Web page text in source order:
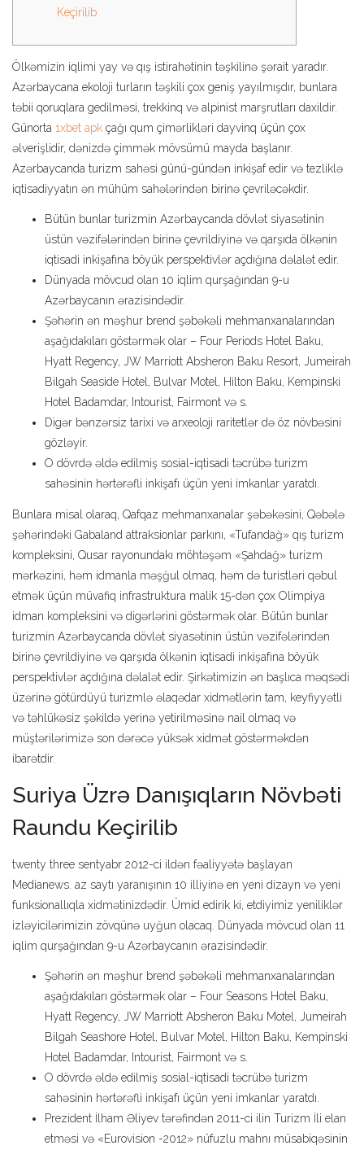
Keçirilib
Ölkəmizin iqlimi yay və qış istirahətinin təşkilinə şərait yaradır.
Azərbaycana ekoloji turların təşkili çox geniş yayılmışdır, bunlara
təbii qoruqlara gedilməsi, trekkinq və alpinist marşrutları daxildir.
Günorta 1xbet apk çağı qum çimərlikləri dayvinq üçün çox
əlverişlidir, dənizdə çimmək mövsümü mayda başlanır.
Azərbaycanda turizm sahəsi günü-gündən inkişaf edir və tezliklə
iqtisadiyyatın ən mühüm sahələrindən birinə çevriləcəkdir.
Bütün bunlar turizmin Azərbaycanda dövlət siyasətinin
üstün vəzifələrindən birinə çevrildiyinə və qarşıda ölkənin
iqtisadi inkişafına böyük perspektivlər açdığına dəlalət edir.
Dünyada mövcud olan 10 iqlim qurşağından 9-u
Azərbaycanın ərazisindədir.
Şəhərin ən məşhur brend şəbəkəli mehmanxanalarından
aşağıdakıları göstərmək olar – Four Periods Hotel Baku,
Hyatt Regency, JW Marriott Absheron Baku Resort, Jumeirah
Bilgah Seaside Hotel, Bulvar Motel, Hilton Baku, Kempinski
Hotel Badamdar, Intourist, Fairmont və s.
Digər bənzərsiz tarixi və arxeoloji raritetlər də öz növbəsini
gözləyir.
O dövrdə əldə edilmiş sosial-iqtisadi təcrübə turizm
sahəsinin hərtərəfli inkişafı üçün yeni imkanlar yaratdı.
Bunlara misal olaraq, Qafqaz mehmanxanalar şəbəkəsini, Qəbələ
şəhərindəki Gabaland attraksionlar parkını, «Tufandağ» qış turizm
kompleksini, Qusar rayonundakı möhtəşəm «Şahdağ» turizm
mərkəzini, həm idmanla məşğul olmaq, həm də turistləri qəbul
etmək üçün müvafiq infrastruktura malik 15-dən çox Olimpiya
idman kompleksini və digərlərini göstərmək olar. Bütün bunlar
turizmin Azərbaycanda dövlət siyasətinin üstün vəzifələrindən
birinə çevrildiyinə və qarşıda ölkənin iqtisadi inkişafına böyük
perspektivlər açdığına dəlalət edir. Şirkətimizin ən başlıca məqsədi
üzərinə götürdüyü turizmlə əlaqədar xidmətlərin tam, keyfiyyətli
və təhlükəsiz şəkildə yerinə yetirilməsinə nail olmaq və
müştərilərimizə son dərəcə yüksək xidmət göstərməkdən
ibarətdir.
Suriya Üzrə Danışıqların Növbəti
Raundu Keçirilib
twenty three sentyabr 2012-ci ildən fəaliyyətə başlayan
Medianews. az saytı yaranışının 10 illiyinə en yeni dizayn və yeni
funksionallıqla xidmətinizdədir. Ümid edirik ki, etdiyimiz yeniliklər
izləyicilərimizin zövqünə uyğun olacaq. Dünyada mövcud olan 11
iqlim qurşağından 9-u Azərbaycanın ərazisindədir.
Şəhərin ən məşhur brend şəbəkəli mehmanxanalarından
aşağıdakıları göstərmək olar – Four Seasons Hotel Baku,
Hyatt Regency, JW Marriott Absheron Baku Motel, Jumeirah
Bilgah Seashore Hotel, Bulvar Motel, Hilton Baku, Kempinski
Hotel Badamdar, Intourist, Fairmont və s.
O dövrdə əldə edilmiş sosial-iqtisadi təcrübə turizm
sahəsinin hərtərəfli inkişafı üçün yeni imkanlar yaratdı.
Prezident İlham Əliyev tərəfindən 2011-ci ilin Turizm İli elan
etməsi və «Eurovision -2012» nüfuzlu mahnı müsabiqəsinin